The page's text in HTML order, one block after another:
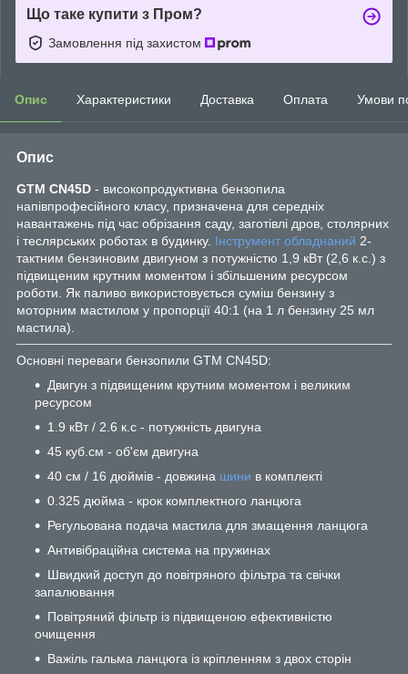
Що таке купити з Пром?
Замовлення під захистом
Опис Характеристики Доставка Оплата Умови
Опис
GTM CN45D - високопродуктивна бензопила
напівпрофесійного класу, призначена для середніх
навантажень під час обрізання саду, заготівлі дров, столярних
і теслярських роботах в будинку. Інструмент обладнаний 2-
тактним бензиновим двигуном з потужністю 1,9 кВт (2,6 к.с.) з
підвищеним крутним моментом і збільшеним ресурсом
роботи. Як паливо використовується суміш бензину з
моторним мастилом у пропорції 40:1 (на 1 л бензину 25 мл
мастила).
Основні переваги бензопили GTM CN45D:
Двигун з підвищеним крутним моментом і великим
ресурсом
1.9 кВт / 2.6 к.с - потужність двигуна
45 куб.см - об'єм двигуна
40 см / 16 дюймів - довжина шини в комплекті
0.325 дюйма - крок комплектного ланцюга
Регульована подача мастила для змащення ланцюга
Антивібраційна система на пружинах
Швидкий доступ до повітряного фільтра та свічки
запалювання
Повітряний фільтр із підвищеною ефективністю
очищення
Важіль гальма ланцюга із кріпленням з двох сторін